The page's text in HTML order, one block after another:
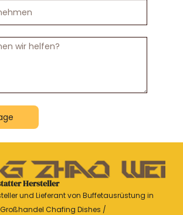
Hersteller
und Lieferant von Buffetausrüstung in
Chafing Dishes /